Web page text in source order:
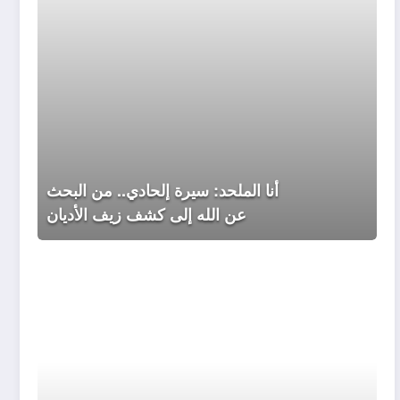
أنا الملحد: سيرة إلحادي.. من البحث
عن الله إلى كشف زيف الأديان